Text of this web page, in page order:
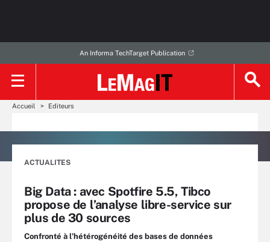
An Informa TechTarget Publication
Accueil Editeurs
ACTUALITES
Big Data : avec Spotfire 5.5, Tibco
propose de l’analyse libre-service sur
plus de 30 sources
Confronté à l’hétérogénéité des bases de données